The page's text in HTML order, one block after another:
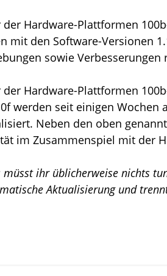
Hardware-Plattformen
mit den Software-Versionen
sowie
Hardware-Plattformen
werden seit einigen Wochen
Neben den oben
im Zusammenspiel mit der
ihr üblicherweise nichts
Aktualisierung und